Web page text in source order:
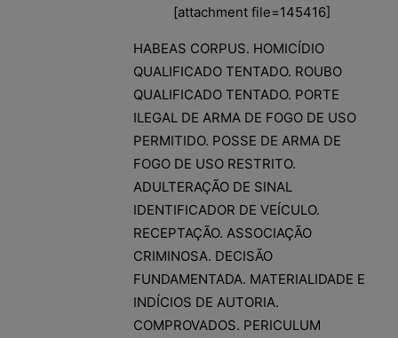
[attachment file=145416]
HABEAS CORPUS. HOMICÍDIO
QUALIFICADO TENTADO. ROUBO
QUALIFICADO TENTADO. PORTE
ILEGAL DE ARMA DE FOGO DE USO
PERMITIDO. POSSE DE ARMA DE
FOGO DE USO RESTRITO.
ADULTERAÇÃO DE SINAL
IDENTIFICADOR DE VEÍCULO.
RECEPTAÇÃO. ASSOCIAÇÃO
CRIMINOSA. DECISÃO
FUNDAMENTADA. MATERIALIDADE E
INDÍCIOS DE AUTORIA.
COMPROVADOS. PERICULUM